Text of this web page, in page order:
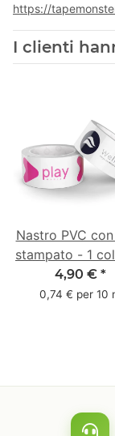
https://
I clienti
Nastro PVC
stampato - 1
50 mm x 66
bianco
4,90 € *
0,74 € per 10